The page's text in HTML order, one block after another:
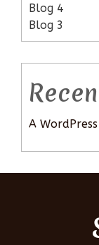
Blog 4
Blog 3
A